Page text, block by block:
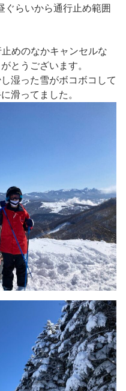
ぐらいから通行止め範囲
めのなかキャンセルな
とうございます。
湿った雪がボコボコして
滑ってました。